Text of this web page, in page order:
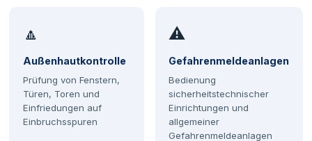
🔼
Außenhautkontrolle
Prüfung von Fenstern,
Türen, Toren und
Einfriedungen auf
Einbruchsspuren
⚠
Gefahrenmeldeanlagen
Bedienung
sicherheitstechnischer
Einrichtungen und
allgemeiner
Gefahrenmeldeanlagen